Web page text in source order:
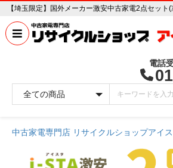
電話
中古家電専門店 リサイクルショップアイ